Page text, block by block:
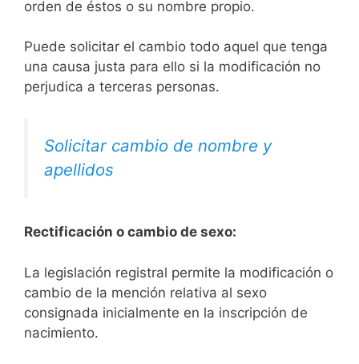
orden de éstos o su nombre propio.
Puede solicitar el cambio todo aquel que tenga
una causa justa para ello si la modificación no
perjudica a terceras personas.
Solicitar cambio de nombre y
apellidos
Rectificación o cambio de sexo:
La legislación registral permite la modificación o
cambio de la mención relativa al sexo
consignada inicialmente en la inscripción de
nacimiento.